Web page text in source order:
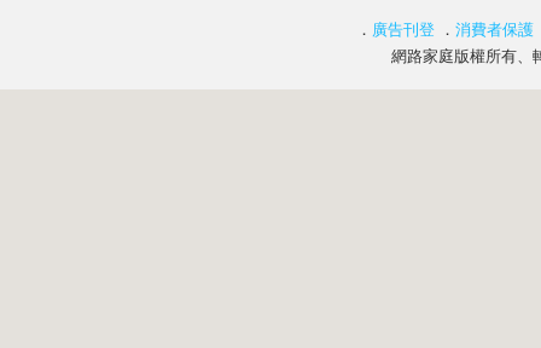
． 廣告刊登 ． 消費者保護
網路家庭版權所有、